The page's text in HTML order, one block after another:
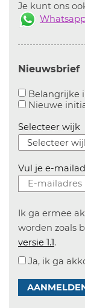
Je kunt ons
Nieuwsbrief
Belangrijke
Nieuwe
Selecteer wijk
Vul je e-
Ik ga ermee
worden zoals
versie 1.1.
Ja, ik ga